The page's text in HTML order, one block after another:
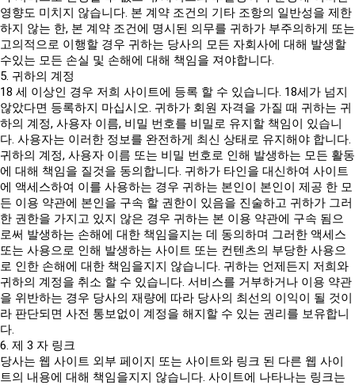
영향도 미치지 않습니다. 본 계약 조건의 기타 조항의 일반성을 제한
하지 않는 한, 본 계약 조건에 명시된 의무를 귀하가 부주의하게 또는
고의적으로 이행할 경우 귀하는 당사의 모든 자회사에 대해 발생할
수있는 모든 손실 및 손해에 대해 책임을 져야합니다.
5. 귀하의 계정
18 세 이상인 경우 저희 사이트에 등록 할 수 있습니다. 18세가 넘지
않았다면 등록하지 마십시오. 귀하가 회원 자격을 가질 때 귀하는 귀
하의 계정, 사용자 이름, 비밀 번호를 비밀로 유지할 책임이 있습니
다. 사용자는 이러한 정보를 완전하게 최신 상태로 유지해야 합니다.
귀하의 계정, 사용자 이름 또는 비밀 번호로 인해 발생하는 모든 활동
에 대해 책임을 질것을 동의합니다. 귀하가 타인을 대신하여 사이트
에 액세스하여 이를 사용하는 경우 귀하는 본인이 본인이 제공 한 모
든 이용 약관에 본인을 구속 할 권한이 있음을 진술하고 귀하가 그러
한 권한을 가지고 있지 않은 경우 귀하는 본 이용 약관에 구속 됨으
로써 발생하는 손해에 대한 책임을지는 데 동의하며 그러한 액세스
또는 사용으로 인해 발생하는 사이트 또는 컨텐츠의 부당한 사용으
로 인한 손해에 대한 책임을지지 않습니다. 귀하는 언제든지 저희와
귀하의 계정을 취소 할 수 있습니다. 서비스를 거부하거나 이용 약관
을 위반하는 경우 당사의 재량에 따라 당사의 최선의 이익이 될 것이
라 판단되면 사전 통보없이 계정을 해지할 수 있는 권리를 보유합니
다.
6. 제 3 자 링크
당사는 웹 사이트 외부 페이지 또는 사이트와 링크 된 다른 웹 사이
트의 내용에 대해 책임을지지 않습니다. 사이트에 나타나는 링크는